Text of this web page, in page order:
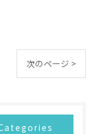
次のページ >